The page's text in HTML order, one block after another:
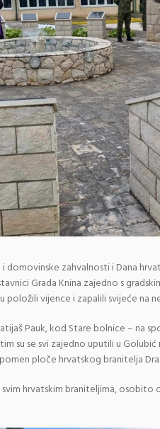
zahvalnosti i Dana
Grada Knina zajedno s
položili vijence i zapalili svijeće na
Pauk, kod Stare bolnice – na
su se svi zajedno uputili u
ploče hrvatskog branitelja
hrvatskim braniteljima, osobito